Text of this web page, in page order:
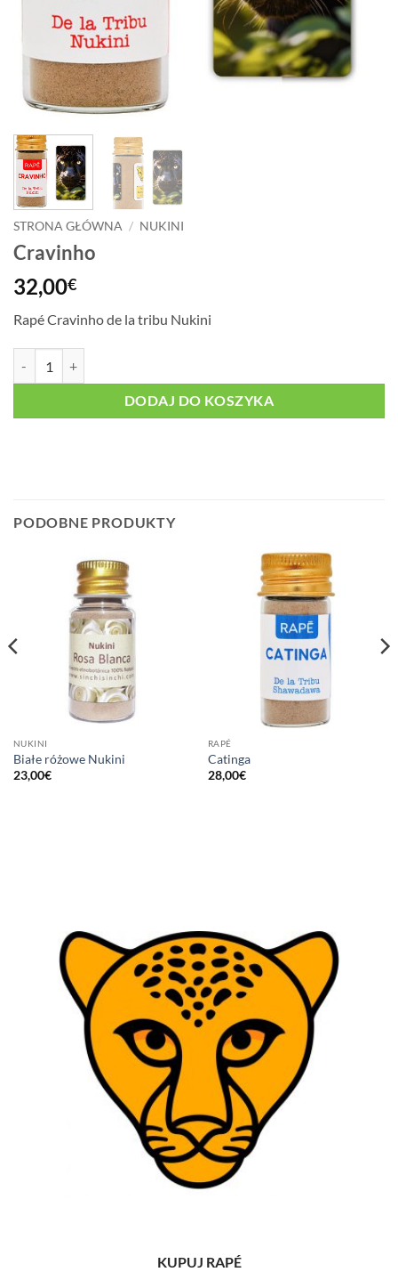
STRONA GŁÓWNA / NUKINI
Cravinho
32,00€
Rapé Cravinho de la tribu Nukini
DODAJ DO KOSZYKA
PODOBNE PRODUKTY
NUKINI
Białe różowe Nukini
23,00€
RAPÉ
Catinga
28,00€
KUPUJ RAPÉ